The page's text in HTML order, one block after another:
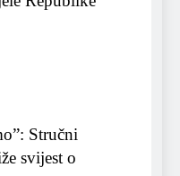
Stručni
svijest o